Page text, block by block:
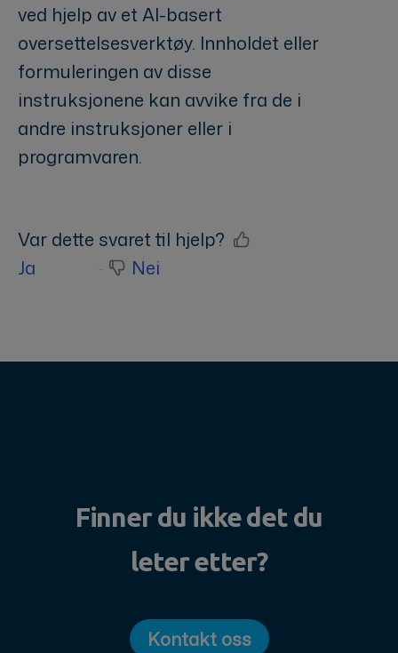
ved hjelp av et AI-basert
oversettelsesverktøy. Innholdet eller
formuleringen av disse
instruksjonene kan avvike fra de i
andre instruksjoner eller i
programvaren.
Var dette svaret til hjelp?
Ja
Nei
Finner du ikke det du
leter etter?
Kontakt oss